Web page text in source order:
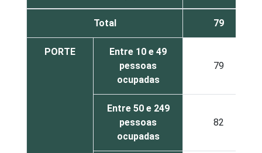
Total 79
PORTE
Entre 10 e 49
pessoas
ocupadas
79
Entre 50 e 249
pessoas
ocupadas
82